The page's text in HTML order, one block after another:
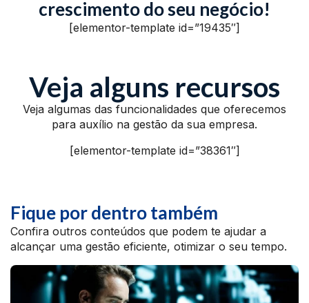
crescimento do seu negócio!
[elementor-template id=”19435″]
Veja alguns recursos
Veja algumas das funcionalidades que oferecemos
para auxílio na gestão da sua empresa.
[elementor-template id=”38361″]
Fique por dentro também
Confira outros conteúdos que podem te ajudar a
alcançar uma gestão eficiente, otimizar o seu tempo.